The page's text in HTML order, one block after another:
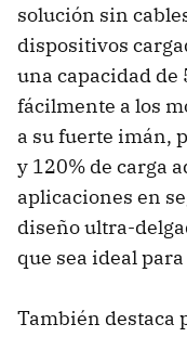
solución sin
dispositivos
una capacidad de
fácilmente a los
a su fuerte imán,
y 120% de carga
aplicaciones en
diseño ultra-
que sea ideal
También destaca